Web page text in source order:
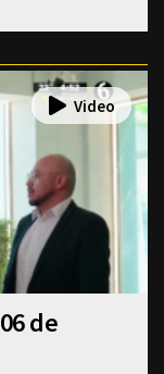
de